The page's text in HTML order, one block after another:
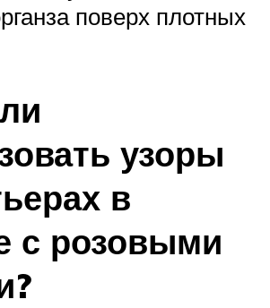
поверх плотных
узоры
в
с розовыми